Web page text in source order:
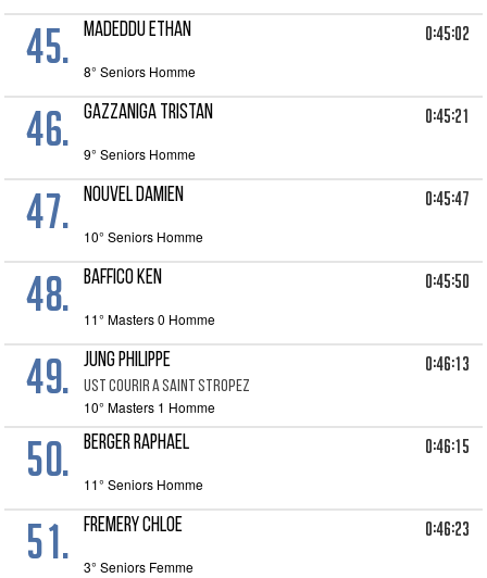
45. MADEDDU ETHAN 0:45:02
8° Seniors Homme
46. GAZZANIGA TRISTAN 0:45:21
9° Seniors Homme
47. NOUVEL DAMIEN 0:45:47
10° Seniors Homme
48. BAFFICO KEN 0:45:50
11° Masters 0 Homme
49. JUNG PHILIPPE
UST COURIR A SAINT STROPEZ
0:46:13
10° Masters 1 Homme
50. BERGER RAPHAEL 0:46:15
11° Seniors Homme
51. FREMERY Chloe 0:46:23
3° Seniors Femme